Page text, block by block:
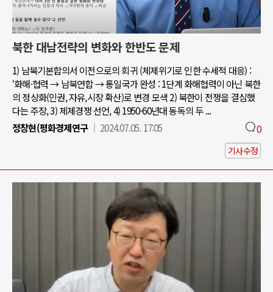
북한 대남전략의 변화와 한반도 문제
1) 남북기본합의서 이전으로의 회귀 (체제위기로 인한 수세적 대응) :
‘화해·협력 → 남북연합 → 통일국가 완성 : 1단계 화해협력이 아닌 북한
의 정상화(인권, 자유,시장 확산)로 변경 모색 2) 북한이 전쟁을 결심했
다는 주장, 3) 체제경쟁 선언, 4) 1950-60년대 동독의 두 ...
정창현(평화경제연구
2024.07.05. 17:05 0
기사수정